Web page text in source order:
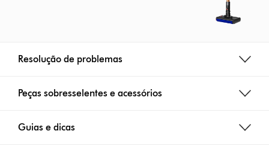
Resolução de problemas
Peças sobresselentes e acessórios
Guias e dicas